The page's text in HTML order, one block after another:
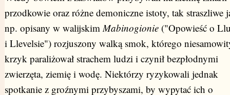
przodkowie oraz różne demoniczne istoty, tak straszliwe
np. opisany w walijskimMabinogionie("Opowieść o
i Llevelsie") rozjuszony walką smok, którego
krzyk paraliżował strachem ludzi i czynił bezpłodnymi
zwierzęta, ziemię i wodę. Niektórzy ryzykowali jednak
spotkanie z groźnymi przybyszami, by wypytać ich o